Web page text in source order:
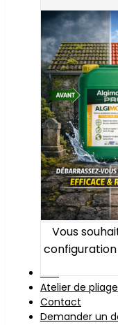
Vous
Atelier de pliage
Contact
Demander un